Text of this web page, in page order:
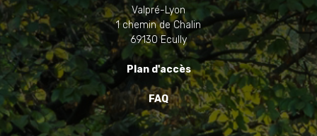
Valpré-Lyon
1 chemin de Chalin
69130 Ecully
Plan d'accès
FAQ